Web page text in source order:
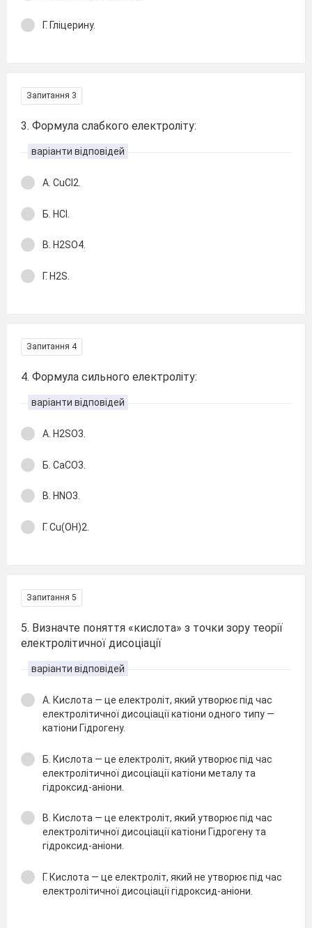
Г. Гліцерину.
Запитання 3
3. Формула слабкого електроліту:
варіанти відповідей
А. CuCl2.
Б. HCl.
В. H2SO4.
Г. H2S.
Запитання 4
4. Формула сильного електроліту:
варіанти відповідей
А. H2SO3.
Б. CaCO3.
В. HNO3.
Г. Cu(OH)2.
Запитання 5
5. Визначте поняття «кислота» з точки зору теорії
електролітичної дисоціації
варіанти відповідей
А. Кислота — це електроліт, який утворює під час
електролітичної дисоціації катіони одного типу —
катіони Гідрогену.
Б. Кислота — це електроліт, який утворює під час
електролітичної дисоціації катіони металу та
гідроксид-аніони.
В. Кислота — це електроліт, який утворює під час
електролітичної дисоціації катіони Гідрогену та
гідроксид-аніони.
Г. Кислота — це електроліт, який не утворює під час
електролітичної дисоціації гідроксид-аніони.